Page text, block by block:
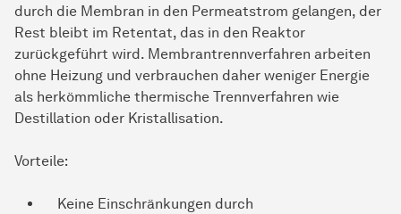
durch die Membran in den Permeatstrom gelangen, der
Rest bleibt im Retentat, das in den Reaktor
zurückgeführt wird. Membrantrennverfahren arbeiten
ohne Heizung und verbrauchen daher weniger Energie
als herkömmliche thermische Trennverfahren wie
Destillation oder Kristallisation.
Vorteile:
Keine Einschränkungen durch